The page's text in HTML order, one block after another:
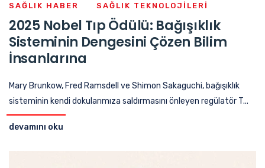
SAĞLIK HABER SAĞLIK TEKNOLOJILERI
2025 Nobel Tıp Ödülü: Bağışıklık
Sisteminin Dengesini Çözen Bilim
İnsanlarına
Mary Brunkow, Fred Ramsdell ve Shimon Sakaguchi, bağışıklık
sisteminin kendi dokularımıza saldırmasını önleyen regülatör T...
devamını oku